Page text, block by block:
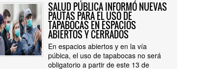
SALUD PÚBLICA INFORMÓ NUEVAS
PAUTAS PARA EL USO DE
TAPABOCAS EN ESPACIOS
ABIERTOS Y CERRADOS
En espacios abiertos y en la vía
púbica, el uso de tapabocas no será
obligatorio a partir de este 13 de